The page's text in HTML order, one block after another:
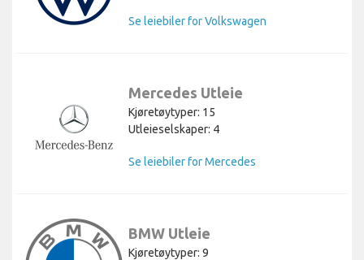
Se leiebiler for Volkswagen
Mercedes Utleie
Kjøretøytyper: 15
Utleieselskaper: 4
Se leiebiler for Mercedes
BMW Utleie
Kjøretøytyper: 9